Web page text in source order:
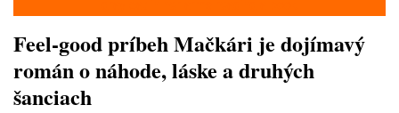
Feel-good príbeh Mačkári je dojímavý
román o náhode, láske a druhých
šanciach